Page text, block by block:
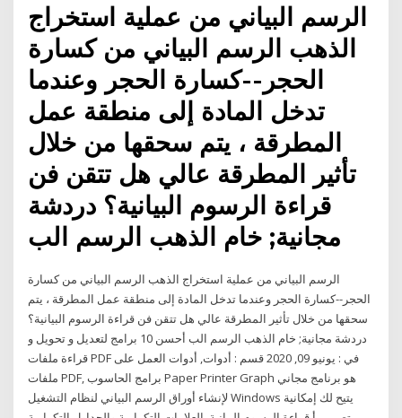
الرسم البياني من عملية استخراج
الذهب الرسم البياني من كسارة
الحجر--كسارة الحجر وعندما
تدخل المادة إلى منطقة عمل
المطرقة ، يتم سحقها من خلال
تأثير المطرقة عالي هل تتقن فن
قراءة الرسوم البيانية؟ دردشة
مجانية; خام الذهب الرسم الب
الرسم البياني من عملية استخراج الذهب الرسم البياني من كسارة
الحجر--كسارة الحجر وعندما تدخل المادة إلى منطقة عمل المطرقة ، يتم
سحقها من خلال تأثير المطرقة عالي هل تتقن فن قراءة الرسوم البيانية؟
دردشة مجانية; خام الذهب الرسم الب أحسن 10 برامج لتعديل و تحويل و
قراءة ملفات PDF في : يونيو 09, 2020 قسم : أدوات, أدوات العمل على
ملفات PDF, برامج الحاسوب Paper Printer Graph هو برنامج مجاني
لإنشاء أوراق الرسم البياني لنظام التشغيل Windows يتيح لك إمكانية